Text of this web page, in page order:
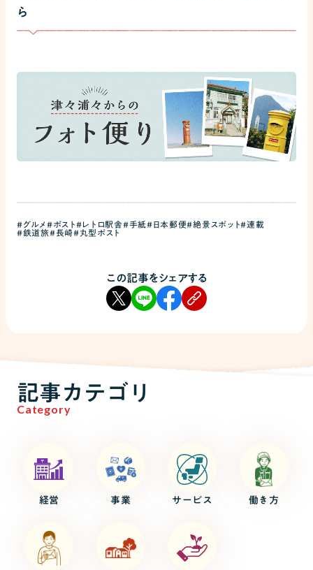
ら
#グルメ #ポスト#レトロ駅舎#手紙#日本郵便#絶景スポット#連載
#鉄道旅#長崎#丸型ポスト
この記事をシェアする
記事カテゴリ
Category
経営 事業 サービス 働き方